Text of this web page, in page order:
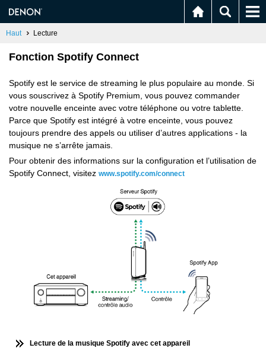
Haut Lecture
Fonction Spotify Connect
Spotify est le service de streaming le plus populaire au monde. Si
vous souscrivez à Spotify Premium, vous pouvez commander
votre nouvelle enceinte avec votre téléphone ou votre tablette.
Parce que Spotify est intégré à votre enceinte, vous pouvez
toujours prendre des appels ou utiliser d’autres applications - la
musique ne s’arrête jamais.
Pour obtenir des informations sur la configuration et l’utilisation de
Spotify Connect, visitez www.spotify.com/connect
Lecture de la musique Spotify avec cet appareil